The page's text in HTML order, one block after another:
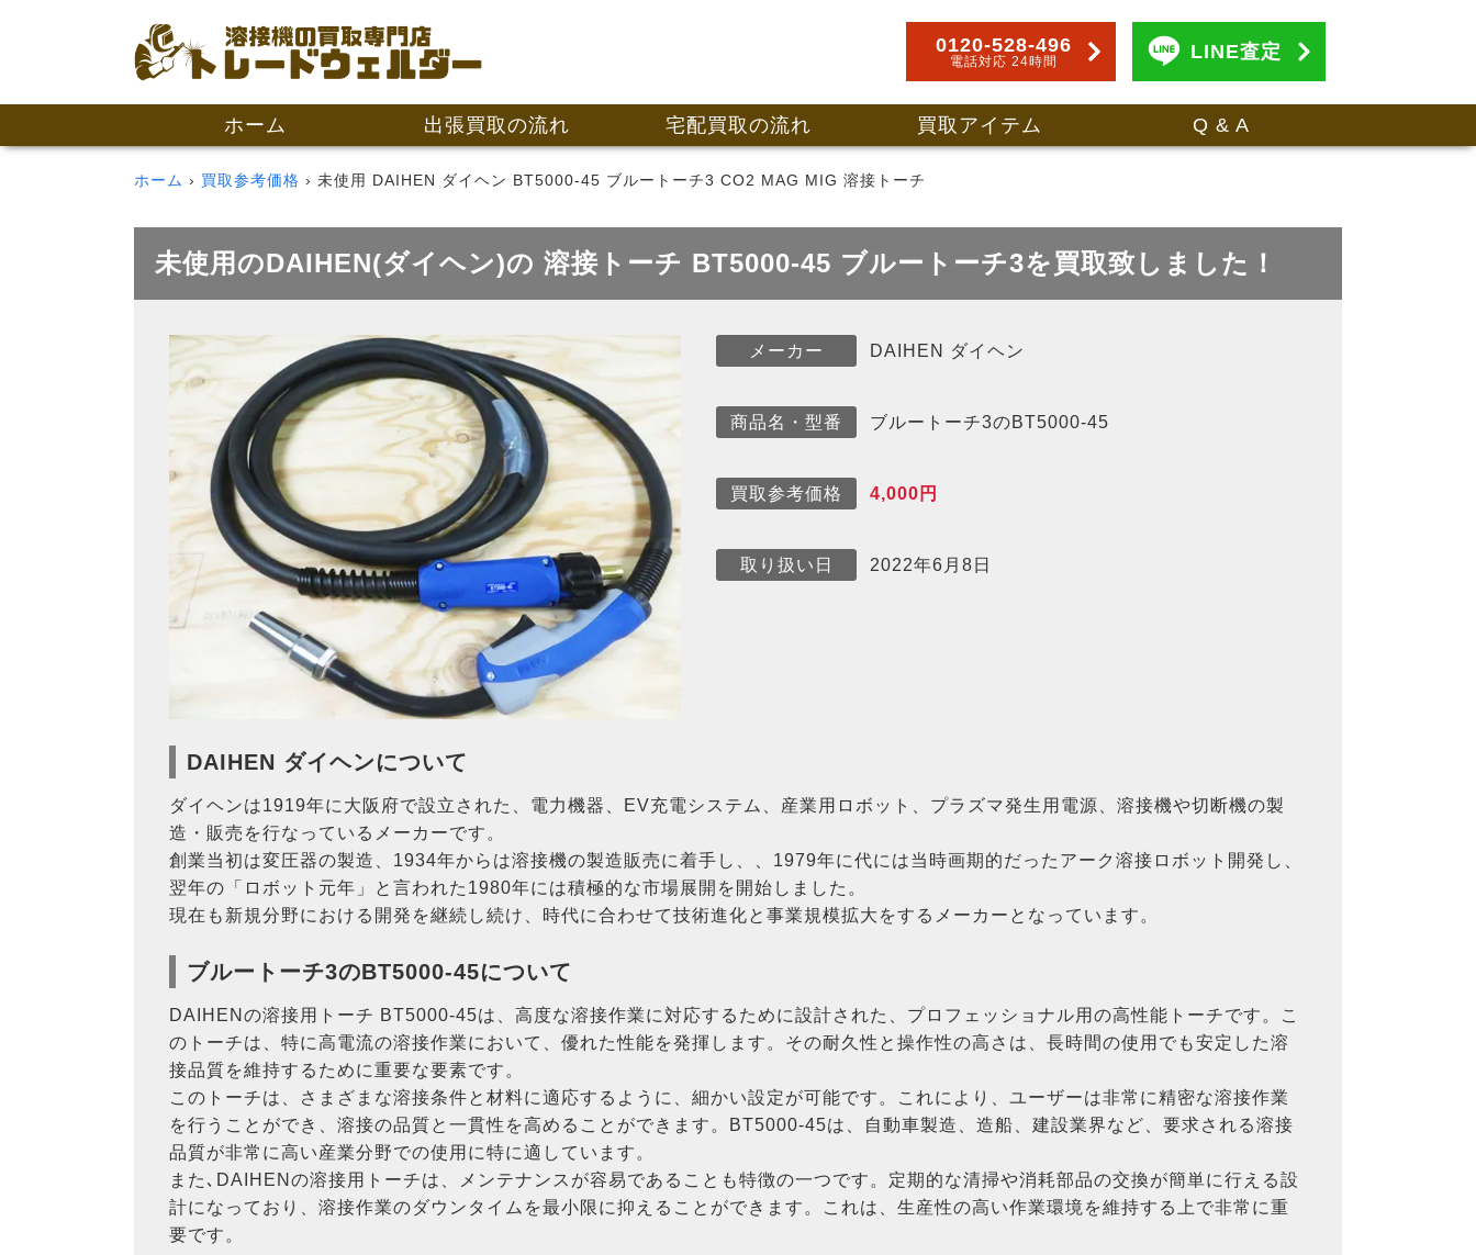
0120-528-496
電話対応 24時間 LINE査定
ホーム 出張買取の流れ 宅配買取の流れ 買取アイテム Q & A
ホーム 買取参考価格 未使用 DAIHEN ダイヘン BT5000-45 ブルートーチ3 CO2 MAG MIG 溶接トーチ
未使用のDAIHEN(ダイヘン)の 溶接トーチ BT5000-45 ブルートーチ3を買取致しました！
メーカー DAIHEN ダイヘン
商品名・型番 ブルートーチ3のBT5000-45
買取参考価格 4,000円
取り扱い日 2022年6月8日
DAIHEN ダイヘンについて
ダイヘンは1919年に大阪府で設立された、電力機器、EV充電システム、産業用ロボット、プラズマ発生用電源、溶接機や切断機の製
造・販売を行なっているメーカーです。
創業当初は変圧器の製造、1934年からは溶接機の製造販売に着手し、、1979年に代には当時画期的だったアーク溶接ロボット開発し、
翌年の「ロボット元年」と言われた1980年には積極的な市場展開を開始しました。
現在も新規分野における開発を継続し続け、時代に合わせて技術進化と事業規模拡大をするメーカーとなっています。
ブルートーチ3のBT5000-45について
DAIHENの溶接用トーチ BT5000-45は、高度な溶接作業に対応するために設計された、プロフェッショナル用の高性能トーチです。こ
のトーチは、特に高電流の溶接作業において、優れた性能を発揮します。その耐久性と操作性の高さは、長時間の使用でも安定した溶
接品質を維持するために重要な要素です。
このトーチは、さまざまな溶接条件と材料に適応するように、細かい設定が可能です。これにより、ユーザーは非常に精密な溶接作業
を行うことができ、溶接の品質と一貫性を高めることができます。BT5000-45は、自動車製造、造船、建設業界など、要求される溶接
品質が非常に高い産業分野での使用に特に適しています。
また､DAIHENの溶接用トーチは、メンテナンスが容易であることも特徴の一つです。定期的な清掃や消耗部品の交換が簡単に行える設
計になっており、溶接作業のダウンタイムを最小限に抑えることができます。これは、生産性の高い作業環境を維持する上で非常に重
要です。